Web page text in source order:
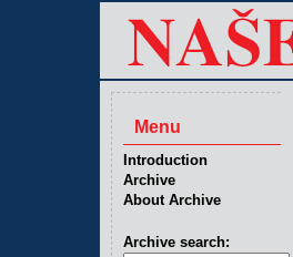
Menu
Introduction
Archive
About Archive
Archive search: